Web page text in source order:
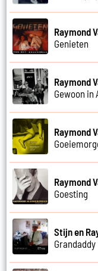
Raymond
Genieten
Raymond
Gewoon in
Raymond
Raymond
Goesting
Stijn en
Grandaddy